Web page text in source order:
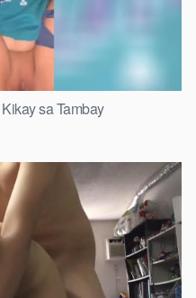
sa Tambay